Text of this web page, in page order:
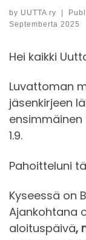
by UUTTA ry |
Septemberta 2025
Hei kaikki
Luvattoman
jäsenkirjeen
1.9.
Pahoitteluni
Kyseessä on
Ajankohtana
aloituspäivä,